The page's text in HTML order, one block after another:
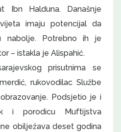
Ibn Halduna. Današnje
imaju potencijal da
nabolje. Potrebno ih je
– istakla je Alispahić.
prisutnima se
rukovodilac Službe
Podsjetio je i
i porodicu Muftijstva
obilježava deset godina